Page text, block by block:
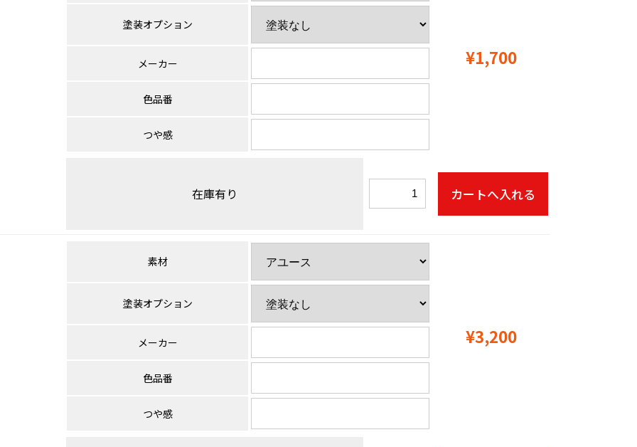
塗装オプション
メーカー
色品番
つや感
¥1,700
在庫有り
素材
塗装オプション
メーカー
色品番
つや感
¥3,200